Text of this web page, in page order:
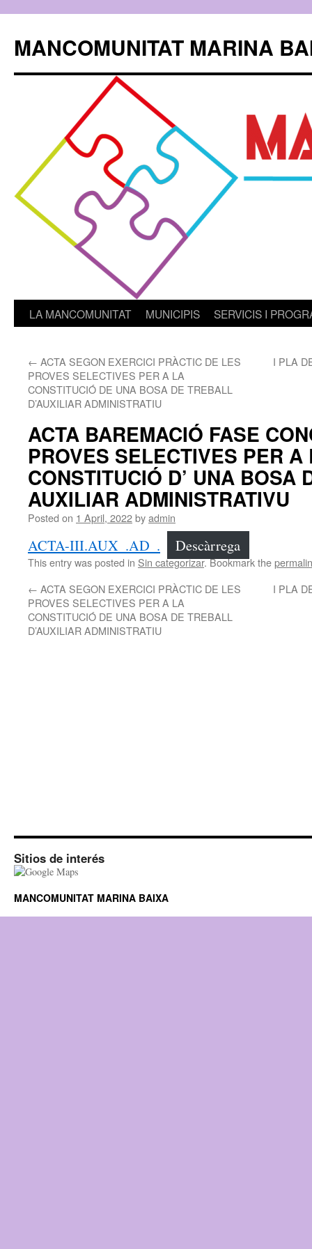
content
MANCOMUNITAT MARINA
LA MANCOMUNITAT MUNICIPIS SERVICIS I
← ACTA SEGON EXERCICI PRÀCTIC DE LES
PROVES SELECTIVES PER A LA
CONSTITUCIÓ DE UNA BOSA DE TREBALL
D’AUXILIAR ADMINISTRATIU
I PLA
ACTA BAREMACIÓ FASE
PROVES SELECTIVES PER A
CONSTITUCIÓ D’ UNA BOSA
AUXILIAR ADMINISTRATIVU
Posted on 1 April, 2022byadmin
ACTA-III.AUX_.AD_. Descàrrega
This entry was posted in Sin categorizar. Bookmark the
← ACTA SEGON EXERCICI PRÀCTIC DE LES
PROVES SELECTIVES PER A LA
CONSTITUCIÓ DE UNA BOSA DE TREBALL
D’AUXILIAR ADMINISTRATIU
I PLA
Sitios de interés
MANCOMUNITAT MARINA BAIXA